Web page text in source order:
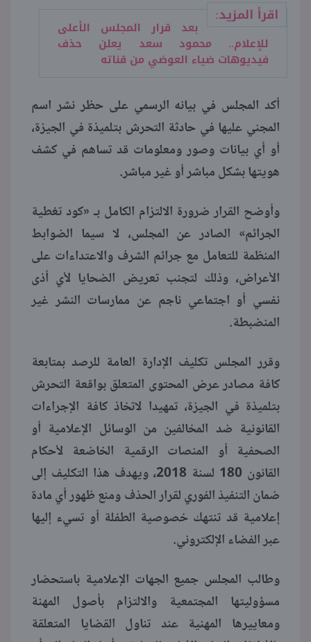
اقرأ المزيد:
بعد قرار المجلس الأعلى
للإعلام.. محمود سعد يعلن حذف
فيديوهات ضياء العوضي من قناته
أكد المجلس في بيانه الرسمي على حظر نشر اسم
المجني عليها في حادثة التحرش بتلميذة في الجيزة،
أو أي بيانات وصور ومعلومات قد تساهم في كشف
هويتها بشكل مباشر أو غير مباشر.
وأوضح القرار ضرورة الالتزام الكامل بـ «كود تغطية
الجرائم» الصادر عن المجلس، لا سيما الضوابط
المنظمة للتعامل مع جرائم الشرف والاعتداءات على
الأعراض، وذلك لتجنب تعريض الضحايا لأي أذى
نفسي أو اجتماعي ناجم عن ممارسات النشر غير
المنضبطة.
وقرر المجلس تكليف الإدارة العامة للرصد بمتابعة
كافة مصادر عرض المحتوى المتعلق بواقعة التحرش
بتلميذة في الجيزة، تمهيدا لاتخاذ كافة الإجراءات
القانونية ضد المخالفين من الوسائل الإعلامية أو
الصحفية أو المنصات الرقمية الخاضعة لأحكام
القانون 180 لسنة 2018، ويهدف هذا التكليف إلى
ضمان التنفيذ الفوري لقرار الحذف ومنع ظهور أي مادة
إعلامية قد تنتهك خصوصية الطفلة أو تسيء إليها
عبر الفضاء الإلكتروني.
وطالب المجلس جميع الجهات الإعلامية باستحضار
مسؤوليتها المجتمعية والالتزام بأصول المهنة
ومعاييرها المهنية عند تناول القضايا المتعلقة